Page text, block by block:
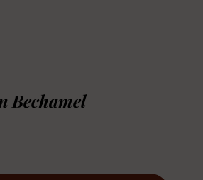
Bechamel